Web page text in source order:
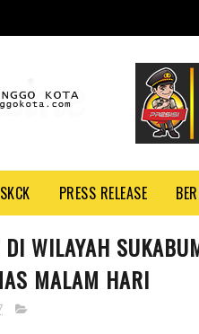
SKCK PRESS RELEASE
DI WILAYAH
MALAM HARI